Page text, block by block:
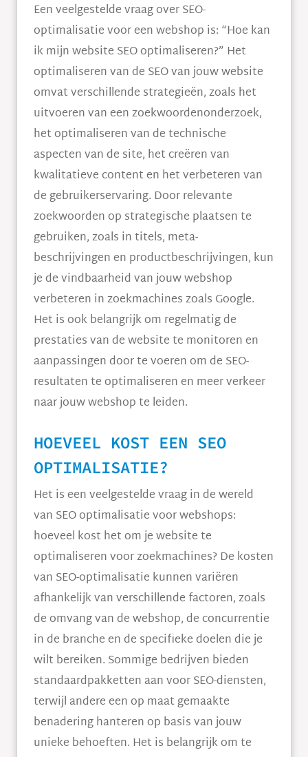
Een veelgestelde vraag over SEO-
optimalisatie voor een webshop is: “Hoe kan
ik mijn website SEO optimaliseren?” Het
optimaliseren van de SEO van jouw website
omvat verschillende strategieën, zoals het
uitvoeren van een zoekwoordenonderzoek,
het optimaliseren van de technische
aspecten van de site, het creëren van
kwalitatieve content en het verbeteren van
de gebruikerservaring. Door relevante
zoekwoorden op strategische plaatsen te
gebruiken, zoals in titels, meta-
beschrijvingen en productbeschrijvingen, kun
je de vindbaarheid van jouw webshop
verbeteren in zoekmachines zoals Google.
Het is ook belangrijk om regelmatig de
prestaties van de website te monitoren en
aanpassingen door te voeren om de SEO-
resultaten te optimaliseren en meer verkeer
naar jouw webshop te leiden.
HOEVEEL KOST EEN SEO
OPTIMALISATIE?
Het is een veelgestelde vraag in de wereld
van SEO optimalisatie voor webshops:
hoeveel kost het om je website te
optimaliseren voor zoekmachines? De kosten
van SEO-optimalisatie kunnen variëren
afhankelijk van verschillende factoren, zoals
de omvang van de webshop, de concurrentie
in de branche en de specifieke doelen die je
wilt bereiken. Sommige bedrijven bieden
standaardpakketten aan voor SEO-diensten,
terwijl andere een op maat gemaakte
benadering hanteren op basis van jouw
unieke behoeften. Het is belangrijk om te